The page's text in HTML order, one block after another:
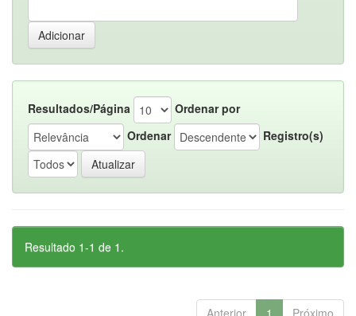
Resultados/Página
Ordenar por
Ordenar
Registro(s)
Resultado 1-1 de 1.
Anterior 1 Próximo